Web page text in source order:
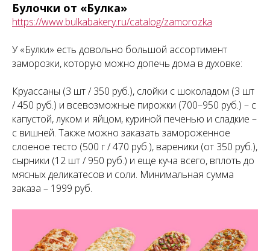
Булочки от «Булка»
https://www.bulkabakery.ru/catalog/zamorozka
У «Булки» есть довольно большой ассортимент
заморозки, которую можно допечь дома в духовке:
Круассаны (3 шт / 350 руб.), слойки с шоколадом (3 шт
/ 450 руб.) и всевозможные пирожки (700–950 руб.) – с
капустой, луком и яйцом, куриной печенью и сладкие –
с вишней. Также можно заказать замороженное
слоеное тесто (500 г / 470 руб.), вареники (от 350 руб.),
сырники (12 шт / 950 руб.) и еще куча всего, вплоть до
мясных деликатесов и соли. Минимальная сумма
заказа – 1999 руб.